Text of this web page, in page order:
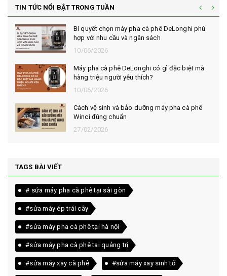
TIN TỨC NỔI BẬT TRONG TUẦN
Bí quyết chọn máy pha cà phê DeLonghi phù
hợp với nhu cầu và ngân sách
10/06/2026
Máy pha cà phê DeLonghi có gì đặc biệt mà
hàng triệu người yêu thích?
10/06/2026
Cách vệ sinh và bảo dưỡng máy pha cà phê
Winci đúng chuẩn
27/02/2026
TAGS BÀI VIẾT
# sửa máy pha cà phê tại sài gòn
#sửa máy ép trái cây
#sửa máy pha cà phê tại hà nội
#sửa máy pha cà phê tai quảng trị
#sửa máy xay cà phê #sửa máy xay sinh tố